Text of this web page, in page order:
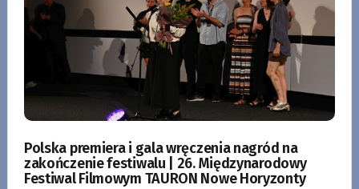
Polska premiera i gala wręczenia nagród na
zakończenie festiwalu | 26. Międzynarodowy
Festiwal Filmowym TAURON Nowe Horyzonty